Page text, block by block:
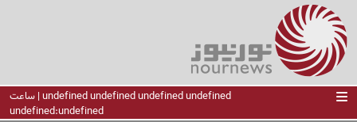
undefined undefined undefined undefined | ساعت
undefined:undefined